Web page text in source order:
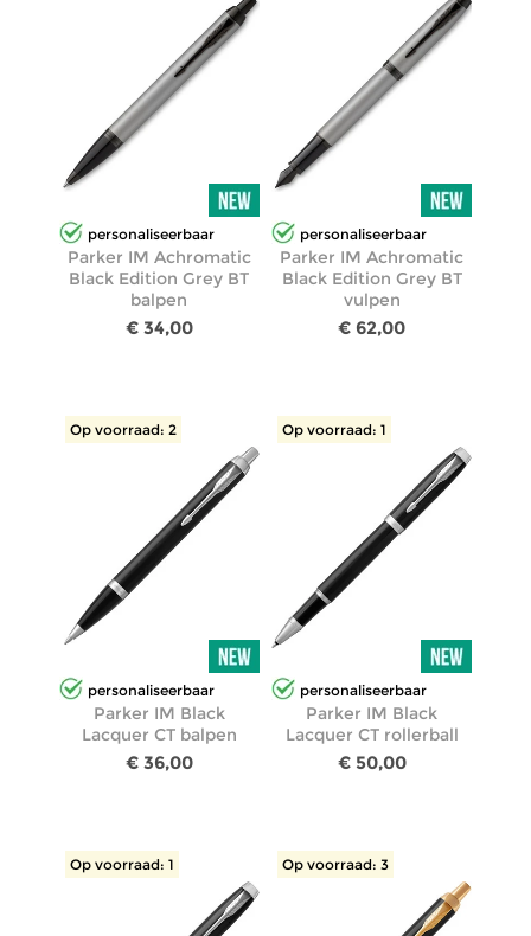
personaliseerbaar
Parker IM Achromatic
Black Edition Grey BT
balpen
€ 34,00
personaliseerbaar
Parker IM Achromatic
Black Edition Grey BT
vulpen
€ 62,00
personaliseerbaar
Op voorraad: 2
Parker IM Black
Lacquer CT balpen
€ 36,00
personaliseerbaar
Op voorraad: 1
Parker IM Black
Lacquer CT rollerball
€ 50,00
Op voorraad: 1 Op voorraad: 3